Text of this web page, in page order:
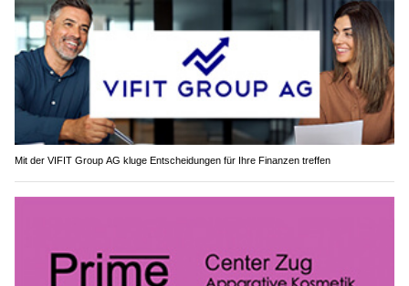
Mit der VIFIT Group AG kluge Entscheidungen für Ihre Finanzen treffen